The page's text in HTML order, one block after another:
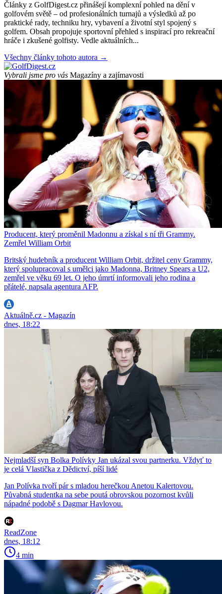
Články z GolfDigest.cz přinášejí komplexní pohled na dění v
golfovém světě – od profesionálních turnajů a výsledků až po
praktické rady, techniku hry, vybavení a životní styl spojený s
golfem. Obsah propojuje sportovní přehled s inspirací pro rekreační
hráče i zkušené golfisty. Vedle aktuálních...
Všechny články tohoto autora →
Vybrali jsme pro vás Magazíny a zajímavosti
Producent, který proměnil Madonnu a získal s ní tři Grammy.
Zemřel William Orbit
Britský hudebník a producent William Orbit, držitel ceny Grammy,
který spolupracoval s umělci jako Madonna, Britney Spears a U2,
zemřel ve věku 69 let. O jeho úmrtí informovali jeho rodina a
přátelé, napsala agentura AFP.
Aktuálně.cz - Magazín
dnes, 18:22
Nejmladší syn Bolka Polívky Jan ukázal svou partnerku. Vždyť to
je celá Vlastička z Dědictví, píší lidé
Jan Polívka tvoří pár s mladou herečkou Anetou Kalertovou.
Půvabná studentka na sebe poutá obrovskou pozornost kvůli
nápadné podobě s Dagmar Havlovou.
ReadZone
dnes, 18:12
4 min